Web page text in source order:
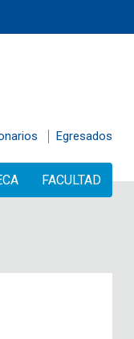
Egresados
FACULTAD